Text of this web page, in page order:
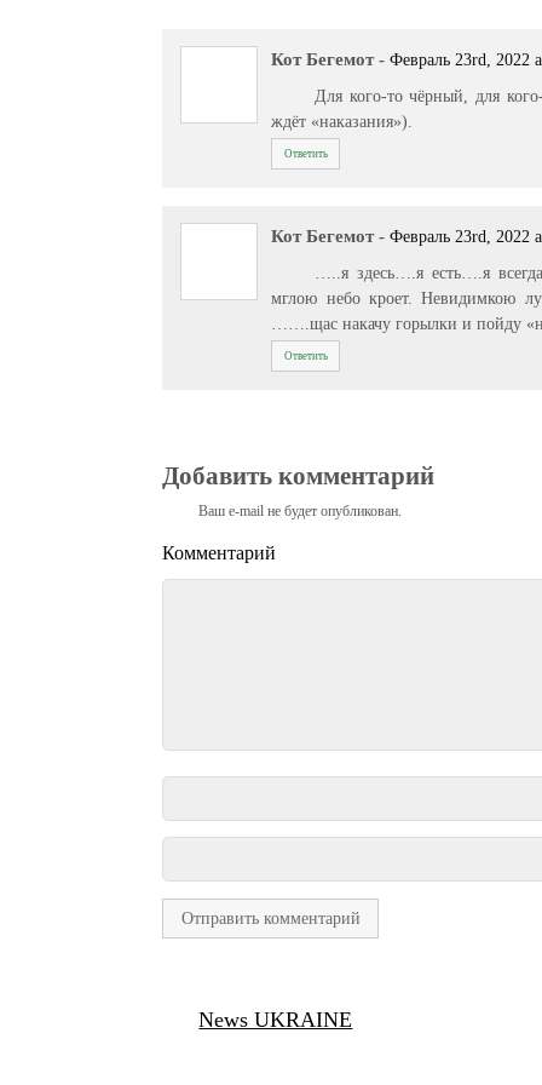
Кот Бегемот - Февраль 23rd, 2022
Для кого-то чёрный, для
ждёт «наказания»).
Ответить
Кот Бегемот - Февраль 23rd, 2022
…..я здесь….я есть….я
мглою небо кроет. Невидимкою
…….щас накачу горылки и пойду
Ответить
Добавить комментарий
Ваш e-mail не будет опубликован.
Комментарий
News UKRAINE